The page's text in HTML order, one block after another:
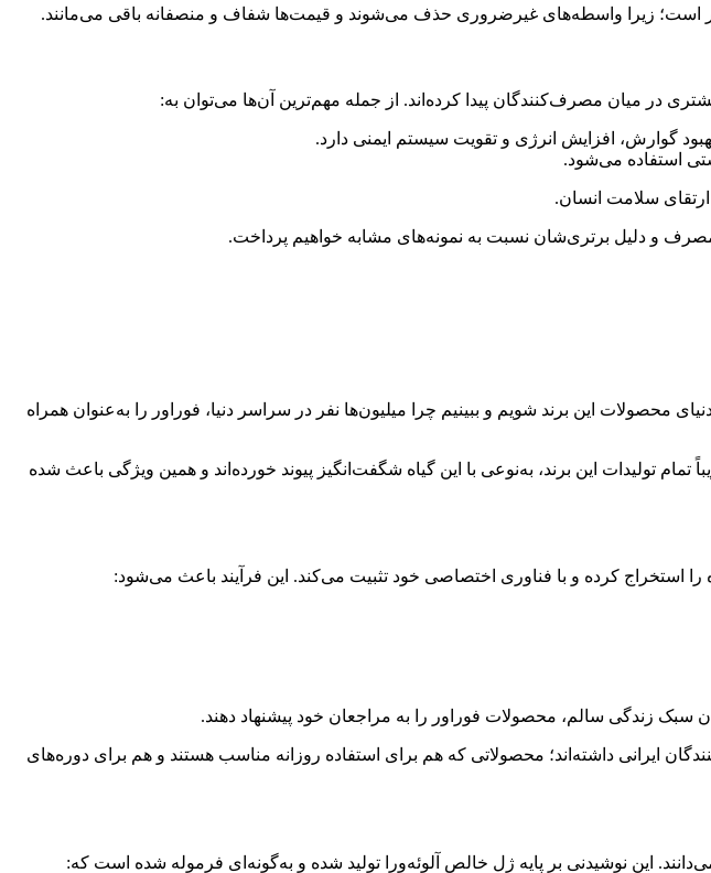
است؛ زیرا واسطه‌های غیرضروری حذف می‌شوند و قیمت‌ها شفاف و منصفانه باقی می‌مانند.
در میان مصرف‌کنندگان پیدا کرده‌اند. از جمله مهم‌ترین آن‌ها می‌توان به:
گوارش، افزایش انرژی و تقویت سیستم ایمنی دارد.
استفاده می‌شود.
سلامت انسان.
و دلیل برتری‌شان نسبت به نمونه‌های مشابه خواهیم پرداخت.
محصولات این برند شویم و ببینیم چرا میلیون‌ها نفر در سراسر دنیا، فوراور را به‌عنوان همراه
تولیدات این برند، به‌نوعی با این گیاه شگفت‌انگیز پیوند خورده‌اند و همین ویژگی باعث شده
را استخراج کرده و با فناوری اختصاصی خود تثبیت می‌کند. این فرآیند باعث می‌شود:
سالم، محصولات فوراور را به مراجعان خود پیشنهاد دهند.
ایرانی داشته‌اند؛ محصولاتی که هم برای استفاده روزانه مناسب هستند و هم برای دوره‌های
این نوشیدنی بر پایه ژل خالص آلوئه‌ورا تولید شده و به‌گونه‌ای فرموله شده است که: